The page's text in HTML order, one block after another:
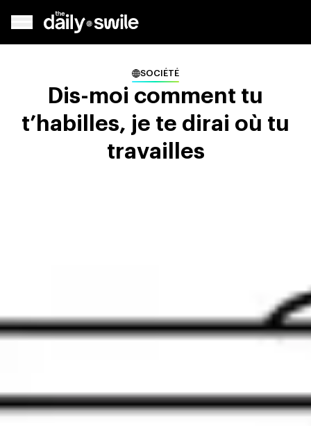
SOCIÉTÉ
Dis-moi comment tu
t’habilles, je te dirai où tu
travailles